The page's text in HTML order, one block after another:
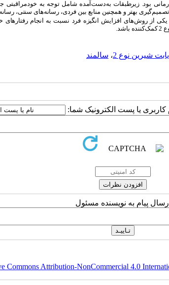
بود. زیرطبقات به‌دست‌آمده شامل توجه به
بهتر و همچنین منابع بین فردی، رسانه‌های سنتی،
از روش‌های افزایش انگیزه فرد نسبت به انجام رفتارهای
شیرین نوع 2 ، سالمند
کاربری یا پست الکترونیک شما:
ارسال پیام به نویسنده مسئول
Commons Attribution-NonCommercial 4.0